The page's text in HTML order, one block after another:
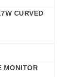
CURVED
MONITOR